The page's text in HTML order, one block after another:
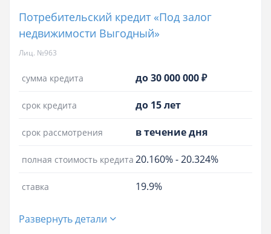
Потребительский кредит «Под залог
недвижимости Выгодный»
Лиц. №963
сумма кредита до 30 000 000 ₽
срок кредита до 15 лет
срок рассмотрения в течение дня
полная стоимость кредита 20.160%-20.324%
ставка 19.9%
Развернуть детали